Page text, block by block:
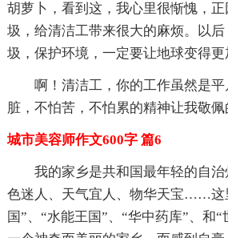
胡萝卜，看到这，我心里很惭愧，
圾，给清洁工带来很大的麻烦。以
圾，保护环境，一定要让地球变得更
啊！清洁工，你的工作虽然是平
脏，不怕苦，不怕累的精神让我敬佩
城市美容师作文600字 篇6
我的家乡是共和国最年轻的自
色迷人、天气宜人、物华天宝……这
国”、“水能王国”、“华中药库”、和